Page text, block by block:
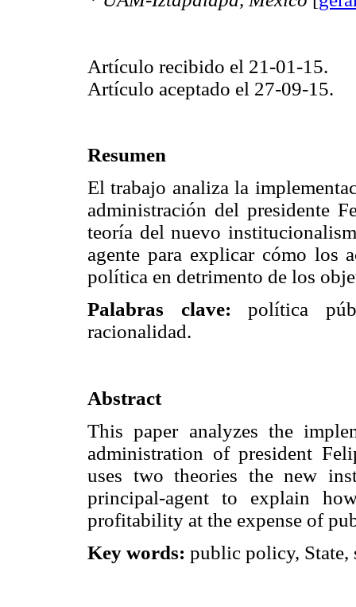
Artículo recibido el 21-01-15.
Artículo aceptado el 27-09-15.
Resumen
El trabajo analiza la
administración del presidente
teoría del nuevo
agente para explicar cómo los
política en detrimento de los
Palabras clave: política
racionalidad.
Abstract
This paper analyzes the
administration of president
uses two theories the new
principal-agent to explain
profitability at the expense of
Key words: public policy,